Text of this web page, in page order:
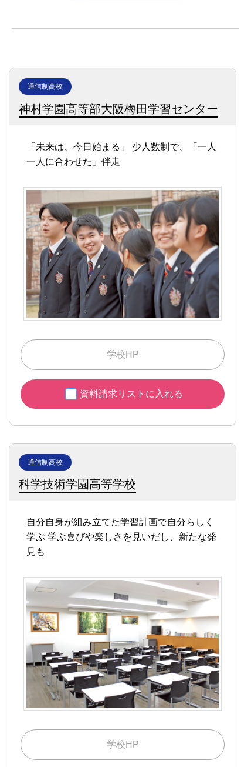
通信制高校
神村学園高等部大阪梅田学習センター
「未来は、今日始まる」
少人数制で、「一人
一人に合わせた」伴走
学校HP
資料請求リストに入れる
通信制高校
科学技術学園高等学校
自分自身が組み立てた学習計画で自分らしく
学ぶ 学ぶ喜びや楽しさを見いだし、新たな発
見も
学校HP